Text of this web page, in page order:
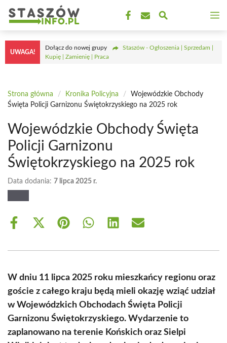
treści
UWAGA!
Dołącz do nowej grupy
Staszów - Ogłoszenia | Sprzedam |
Kupię | Zamienię | Praca
Strona główna / Kronika Policyjna /
Wojewódzkie Obchody
Święta Policji Garnizonu Świętokrzyskiego na 2025 rok
Wojewódzkie Obchody Święta
Policji Garnizonu
Świętokrzyskiego na 2025 rok
Data dodania: 7 lipca 2025 r.
Share
Share
(Twitter)
Share Share Share Share
W dniu 11 lipca 2025 roku mieszkańcy regionu oraz
goście z całego kraju będą mieli okazję wziąć udział
w Wojewódzkich Obchodach Święta Policji
Garnizonu Świętokrzyskiego. Wydarzenie to
zaplanowano na terenie Końskich oraz Sielpi